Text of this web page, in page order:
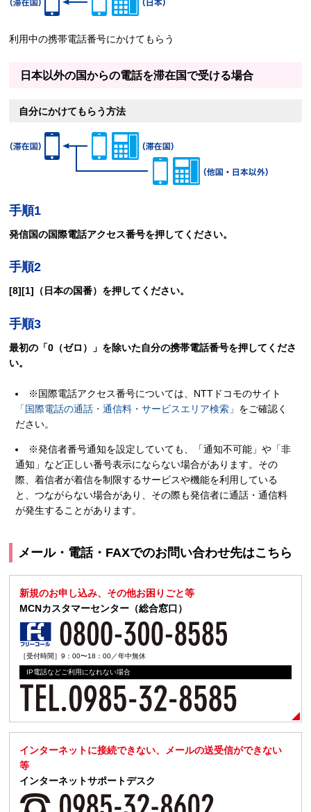
利用中の携帯電話番号にかけてもらう
日本以外の国からの電話を滞在国で受ける場合
自分にかけてもらう方法
手順1
発信国の国際電話アクセス番号を押してください。
手順2
[8][1]（日本の国番）を押してください。
手順3
最初の「0（ゼロ）」を除いた自分の携帯電話番号を押してくださ
い。
※国際電話アクセス番号については、NTTドコモのサイト
「国際電話の通話・通信料・サービスエリア検索」 をご確認く
ださい。
※発信者番号通知を設定していても、「通知不可能」や「非
通知」など正しい番号表示にならない場合があります。その
際、着信者が着信を制限するサービスや機能を利用している
と、つながらない場合があり、その際も発信者に通話・通信料
が発生することがあります。
メール・電話・FAXでのお問い合わせ先はこちら
新規のお申し込み、その他お困りごと等
MCNカスタマーセンター（総合窓口）
［受付時間］9：00〜18：00／年中無休
IP電話などご利用になれない場合
インターネットに接続できない、メールの送受信ができない
等
インターネットサポートデスク